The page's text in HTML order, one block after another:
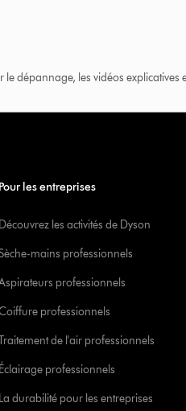
le dépannage, les vidéos explicatives
Pour les entreprises
Découvrez les activités de Dyson
mains professionnels
professionnels
professionnels
de l'air professionnels
Éclairage professionnels
La durabilité pour les entreprises